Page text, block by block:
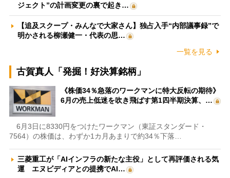
ジェクト”の計画変更の裏で起き…
【追及スクープ・みんなで大家さん】独占入手“内部議事録”で
明かされる柳瀬健一・代表の思…
一覧を見る
古賀真人「発掘！好決算銘柄」
《株価34％急落のワークマンに特大反転の期待》
6月の売上低迷を吹き飛ばす第1四半期決算、…
6月3日に8330円をつけたワークマン（東証スタンダード・
7564）の株価は、わずか1カ月あまりで約34％下落…
三菱重工が「AIインフラの新たな主役」として再評価される気
運 エヌビディアとの提携でAI…